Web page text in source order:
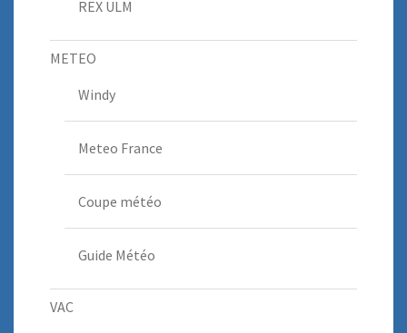
REX ULM
METEO
Windy
Meteo France
Coupe météo
Guide Météo
VAC